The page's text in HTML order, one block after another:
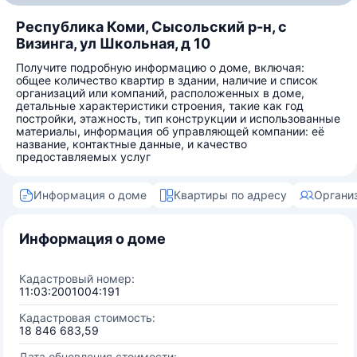
Республика Коми, Сысольский р-н, с
Визинга, ул Школьная, д 10
Получите подробную информацию о доме, включая:
общее количество квартир в здании, наличие и список
организаций или компаний, расположенных в доме,
детальные характеристики строения, такие как год
постройки, этажность, тип конструкции и использованные
материалы, информация об управляющей компании: её
название, контактные данные, и качество
предоставляемых услуг
Информация о доме Квартиры по адресу
Информация о доме
Кадастровый номер:
11:03:2001004:191
Кадастровая стоимость:
18 846 683,59